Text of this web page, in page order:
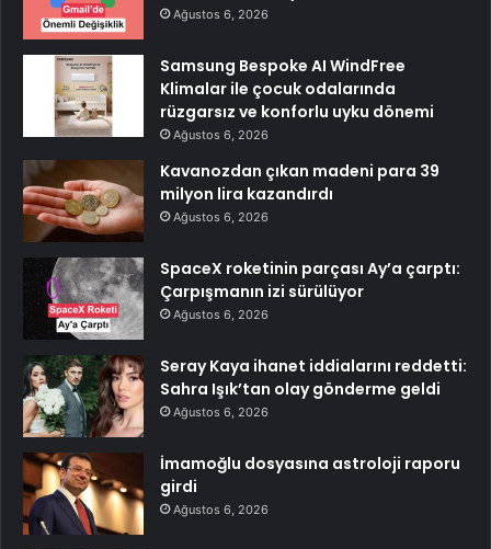
Ağustos 6, 2026
Samsung Bespoke AI WindFree
Klimalar ile çocuk odalarında
rüzgarsız ve konforlu uyku dönemi
Ağustos 6, 2026
Kavanozdan çıkan madeni para 39
milyon lira kazandırdı
Ağustos 6, 2026
SpaceX roketinin parçası Ay’a çarptı:
Çarpışmanın izi sürülüyor
Ağustos 6, 2026
Seray Kaya ihanet iddialarını reddetti:
Sahra Işık’tan olay gönderme geldi
Ağustos 6, 2026
İmamoğlu dosyasına astroloji raporu
girdi
Ağustos 6, 2026